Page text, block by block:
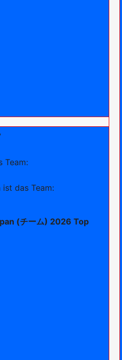
Team:
das Team:
(チーム) 2026 Top